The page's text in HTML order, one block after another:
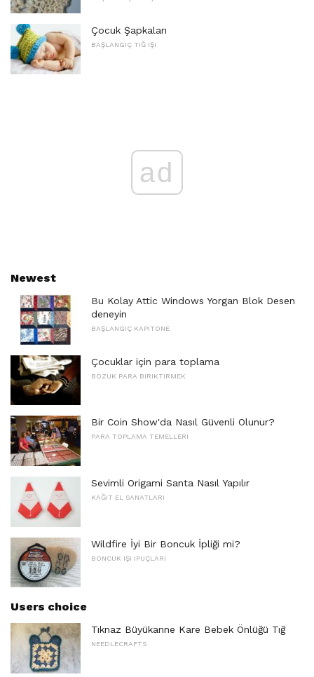
Çocuk Şapkaları
BAŞLANGIÇ ​​TIĞ IŞI
ad
Newest
Bu Kolay Attic Windows Yorgan Blok Desen
deneyin
BAŞLANGIÇ ​​KAPITONE
Çocuklar için para toplama
BOZUK PARA BIRIKTIRMEK
Bir Coin Show'da Nasıl Güvenli Olunur?
PARA TOPLAMA TEMELLERI
Sevimli Origami Santa Nasıl Yapılır
KAĞIT EL SANATLARI
Wildfire İyi Bir Boncuk İpliği mi?
BONCUK IŞI IPUÇLARI
Users choice
Tıknaz Büyükanne Kare Bebek Önlüğü Tığ
NEEDLECRAFTS